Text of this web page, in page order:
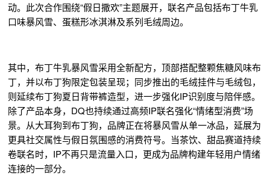
动。此次合作围绕“假日撒欢”主题展开，联名产品包括布丁牛乳
口味暴风雪、蛋糕形冰淇淋及系列毛绒周边。
其中，布丁牛乳暴风雪采用全新配方，顶部搭配整颗焦糖风味布
丁，并以布丁狗限定包装呈现；同步推出的毛绒挂件与毛绒包，
则延续布丁狗夏日背带裤造型，进一步强化IP识别度与陪伴感。
除了产品本身，DQ也持续通过高频IP联名强化“情绪型消费”场
景。从大耳狗到布丁狗，品牌正在将暴风雪从单一冰品，延展为
更具社交属性与假日氛围感的消费符号。当茶饮、甜品赛道持续
卷联名时，IP不再只是流量入口，更成为品牌构建年轻用户情绪
连接的一部分。